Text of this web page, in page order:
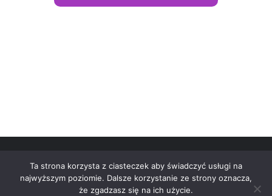
Ta strona korzysta z ciasteczek aby świadczyć usługi na
najwyższym poziomie. Dalsze korzystanie ze strony oznacza,
że zgadzasz się na ich użycie.